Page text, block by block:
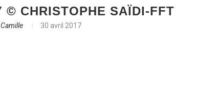
© CHRISTOPHE SAÏDI-FFT
Camille 30 avril 2017